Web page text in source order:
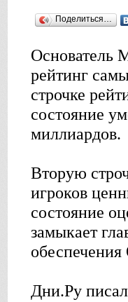
Поделиться…
Основатель
рейтинг
строчке
состояние
миллиардов.
Вторую
игроков
состояние
замыкает
Дни.Ру